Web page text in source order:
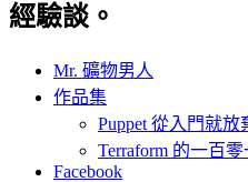
經驗談。
Mr. 礦物男人
作品集
Puppet 從入門就放
Terraform 的一百
Facebook